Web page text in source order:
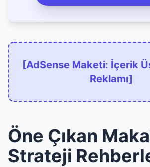
[AdSense Maketi: İçerik
Reklamı]
Öne Çıkan
Strateji